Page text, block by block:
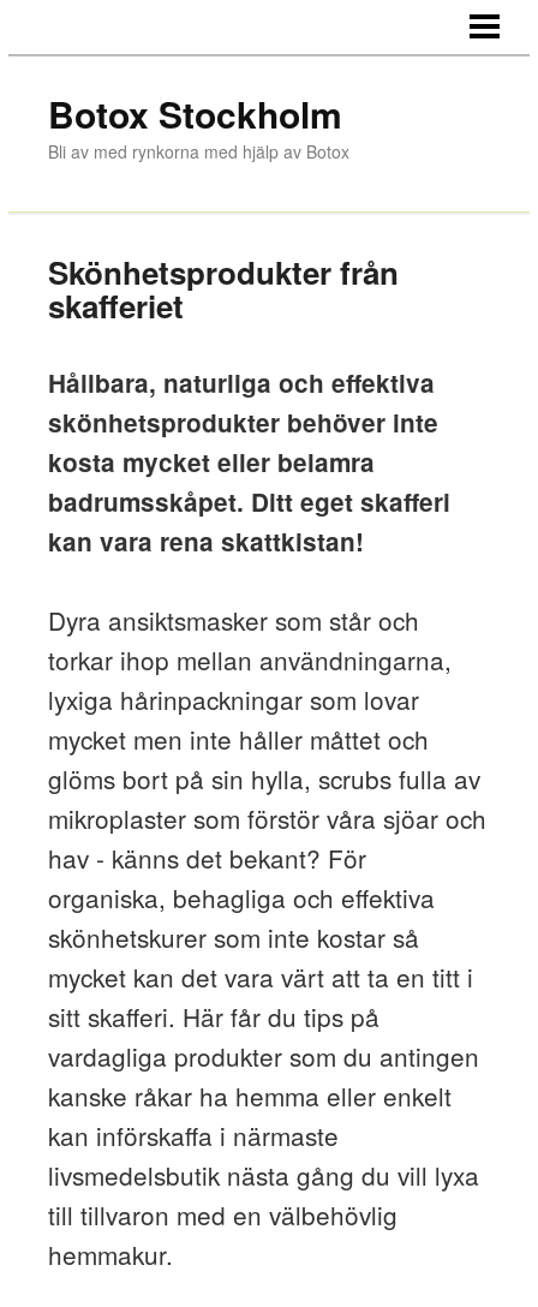
BEHANDLINGAR
Botox Stockholm
Bli av med rynkorna med hjälp av Botox
Skönhetsprodukter från
skafferiet
Hållbara, naturliga och effektiva
skönhetsprodukter behöver inte
kosta mycket eller belamra
badrumsskåpet. Ditt eget skafferi
kan vara rena skattkistan!
Dyra ansiktsmasker som står och
torkar ihop mellan användningarna,
lyxiga hårinpackningar som lovar
mycket men inte håller måttet och
glöms bort på sin hylla, scrubs fulla av
mikroplaster som förstör våra sjöar och
hav - känns det bekant? För
organiska, behagliga och effektiva
skönhetskurer som inte kostar så
mycket kan det vara värt att ta en titt i
sitt skafferi. Här får du tips på
vardagliga produkter som du antingen
kanske råkar ha hemma eller enkelt
kan införskaffa i närmaste
livsmedelsbutik nästa gång du vill lyxa
till tillvaron med en välbehövlig
hemmakur.